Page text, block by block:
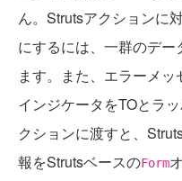
ん。Strutsアクションに
にするには、一群のデー
ます。また、エラーメ
インジケータをTOとラ
クションに渡すと、
報をStrutsベースのForm